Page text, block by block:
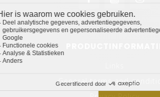
General terms and